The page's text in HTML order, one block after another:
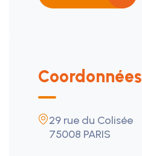
Coordonnées
29 rue du Colisée
75008 PARIS